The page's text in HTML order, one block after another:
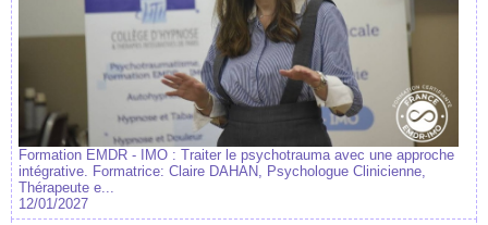
Formation EMDR - IMO : Traiter le psychotrauma avec une approche
intégrative. Formatrice: Claire DAHAN, Psychologue Clinicienne,
Thérapeute e...
12/01/2027